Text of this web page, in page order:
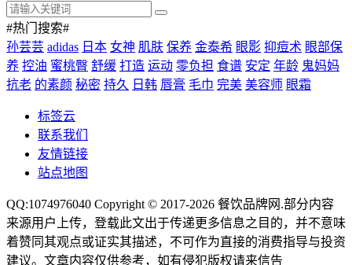
#热门搜索#
孙芸芸 adidas 日本 女神 肌肤 保养 金泰希 眼影 抑痘术 眼部保
养 控油 蜜桃臀 舒缓 打造 运动 零负担 食谱 安定 年龄 鬼妈妈
抗老 的素颜 秘密 持久 日韩 唇膏 毛巾 完美 美容师 眼霜
标签云
联系我们
友情链接
站点地图
QQ:1074976040 Copyright © 2017-2026 餐饮品牌网 .部分内容
来源用户上传，登载此文出于传递更多信息之目的，并不意味
着赞同其观点或证实其描述，不可作为直接的消费指导与投资
建议。文章内容仅供参考，如有侵犯版权请来信告